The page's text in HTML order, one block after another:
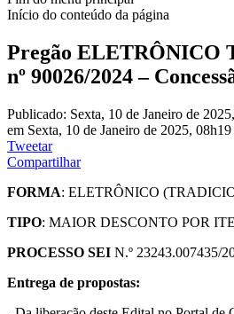
Início do conteúdo da página
Pregão ELETRÔNICO
nº 90026/2024 –
Publicado: Sexta, 10 de Janeiro de
em Sexta, 10 de Janeiro de 2025, 08h19
Tweetar
Compartilhar
FORMA: ELETRÔNICO
TIPO: MAIOR DESCONTO POR
PROCESSO SEI N.º 23243.007435/
Entrega de propostas: